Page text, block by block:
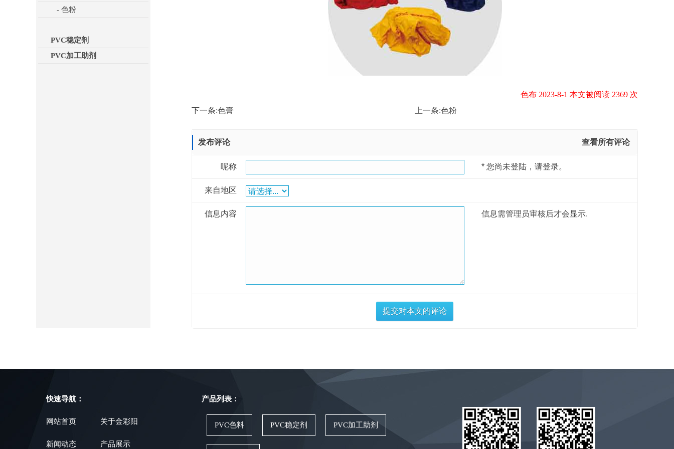
- 色粉
PVC稳定剂
PVC加工助剂
色布 2023-8-1 本文被阅读 2369 次
下一条:色膏 上一条:色粉
发布评论 查看所有评论
呢称 * 您尚未登陆，请登录。
来自地区
信息内容 信息需管理员审核后才会显示.
快速导航：
网站首页 关于金彩阳
新闻动态 产品展示
产品列表：
PVC色料 PVC稳定剂 PVC加工助剂